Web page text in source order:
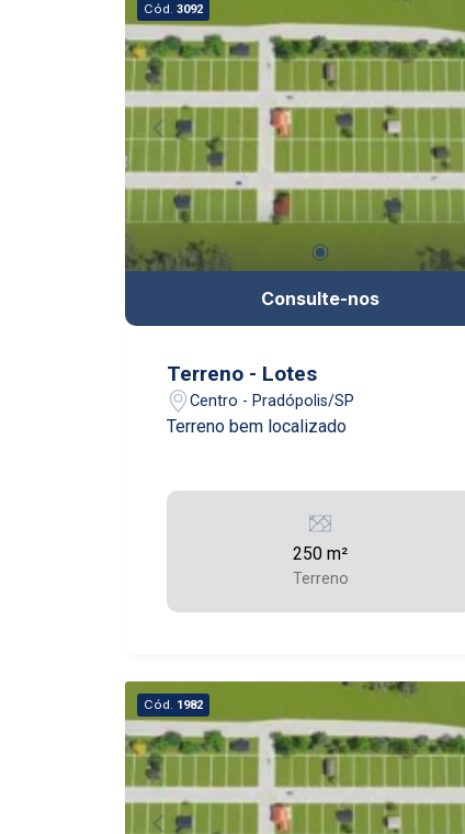
Cód. 3092
Consulte-nos
Terreno - Lotes
Centro - Pradópolis/SP
Terreno bem localizado
250 m²
Terreno
Cód. 1982